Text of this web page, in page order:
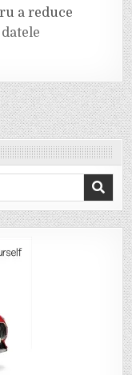
a reduce